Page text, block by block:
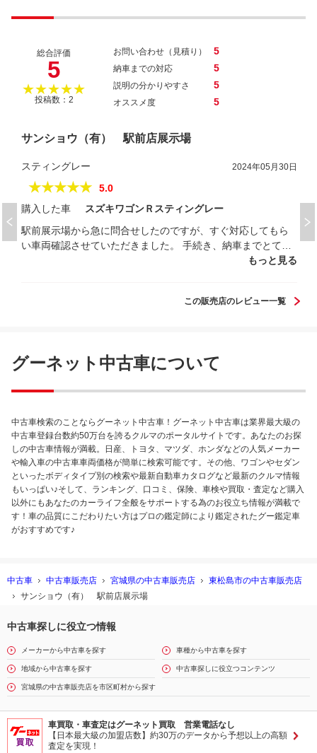
総合評価
5
★★★★★
投稿数：2
お問い合わせ（見積り） 5
納車までの対応 5
説明の分かりやすさ 5
オススメ度 5
サンショウ（有） 駅前店展示場
スティングレー 2024年05月30日
★★★★★
5.0
購入した車
スズキワゴンＲスティングレー
駅前展示場から急に問合せしたのですが、すぐ対応してもら
い車両確認させていただきました。 手続き、納車までとても
迅速に対応いただきありがたかったです。 購入後、警告灯が
もっと見る
この販売店のレビュー一覧
グーネット中古車について
中古車検索のことならグーネット中古車！グーネット中古車は業界最大級の
中古車登録台数約50万台を誇るクルマのポータルサイトです。あなたのお探
しの中古車情報が満載。日産、トヨタ、マツダ、ホンダなどの人気メーカー
や輸入車の中古車車両価格が簡単に検索可能です。その他、ワゴンやセダン
といったボディタイプ別の検索や最新自動車カタログなど最新のクルマ情報
もいっぱい♪そして、ランキング、口コミ、保険、車検や買取・査定など購入
以外にもあなたのカーライフ全般をサポートする為のお役立ち情報が満載で
す！車の品質にこだわりたい方はプロの鑑定師により鑑定されたグー鑑定車
がおすすめです♪
中古車 中古車販売店 宮城県の中古車販売店
東松島市の中古車販売店
サンショウ（有） 駅前店展示場
中古車探しに役立つ情報
メーカーから中古車を探す 車種から中古車を探す
地域から中古車を探す 中古車探しに役立つコンテンツ
宮城県の中古車販売店を市区町村から探す
車買取・車査定はグーネット買取 営業電話なし
【日本最大級の加盟店数】約30万のデータから予想以上の高額
査定を実現！